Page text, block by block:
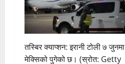
तस्बिर क्याप्शन: इरानी टोली ७ जुनमा
मेक्सिको पुगेको छ। (स्रोत: Getty